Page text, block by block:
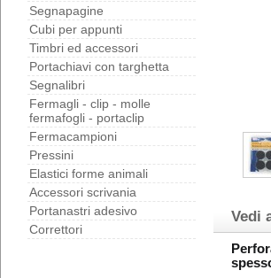
Segnapagine
Cubi per appunti
Timbri ed accessori
Portachiavi con targhetta
Segnalibri
Fermagli - clip - molle
fermafogli - portaclip
Fermacampioni
Pressini
Elastici forme animali
Accessori scrivania
Portanastri adesivo
Correttori
Vedi